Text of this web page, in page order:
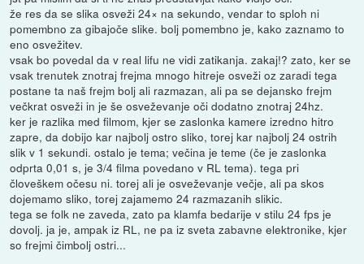
že res da se slika osveži 24× na sekundo, vendar to sploh ni
pomembno za gibajoče slike. bolj pomembno je, kako zaznamo to
eno osvežitev.
vsak bo povedal da v real lifu ne vidi zatikanja. zakaj!? zato, ker se
vsak trenutek znotraj frejma mnogo hitreje osveži oz zaradi tega
postane ta naš frejm bolj ali razmazan, ali pa se dejansko frejm
večkrat osveži in je še osveževanje oči dodatno znotraj 24hz.
ker je razlika med filmom, kjer se zaslonka kamere izredno hitro
zapre, da dobijo kar najbolj ostro sliko, torej kar najbolj 24 ostrih
slik v 1 sekundi. ostalo je tema; večina je teme (če je zaslonka
odprta 0,01 s, je 3/4 filma povedano v RL tema). tega pri
človeškem očesu ni. torej ali je osveževanje večje, ali pa skos
dojemamo sliko, torej zajamemo 24 razmazanih slikic.
tega se folk ne zaveda, zato pa klamfa bedarije v stilu 24 fps je
dovolj. ja je, ampak iz RL, ne pa iz sveta zabavne elektronike, kjer
so frejmi čimbolj ostri...